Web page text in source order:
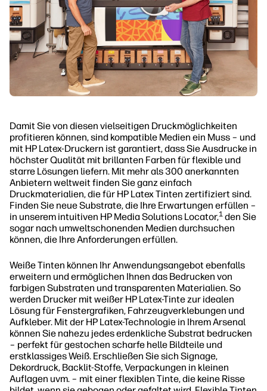
Damit Sie von diesen vielseitigen Druckmöglichkeiten
profitieren können, sind kompatible Medien ein Muss – und
mit HP Latex-Druckern ist garantiert, dass Sie Ausdrucke in
höchster Qualität mit brillanten Farben für flexible und
starre Lösungen liefern. Mit mehr als 300 anerkannten
Anbietern weltweit finden Sie ganz einfach
Druckmaterialien, die für HP Latex Tinten zertifiziert sind.
Finden Sie neue Substrate, die Ihre Erwartungen erfüllen –
in unserem intuitiven HP Media Solutions Locator,1 den Sie
sogar nach umweltschonenden Medien durchsuchen
können, die Ihre Anforderungen erfüllen.
Weiße Tinten können Ihr Anwendungsangebot ebenfalls
erweitern und ermöglichen Ihnen das Bedrucken von
farbigen Substraten und transparenten Materialien. So
werden Drucker mit weißer HP Latex-Tinte zur idealen
Lösung für Fenstergrafiken, Fahrzeugverklebungen und
Aufkleber. Mit der HP Latex-Technologie in Ihrem Arsenal
können Sie nahezu jedes erdenkliche Substrat bedrucken
– perfekt für gestochen scharfe helle Bildteile und
erstklassiges Weiß. Erschließen Sie sich Signage,
Dekordruck, Backlit-Stoffe, Verpackungen in kleinen
Auflagen uvm. – mit einer flexiblen Tinte, die keine Risse